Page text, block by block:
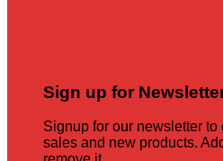
Sign up for
Signup for our newsletter to
sales and new products.